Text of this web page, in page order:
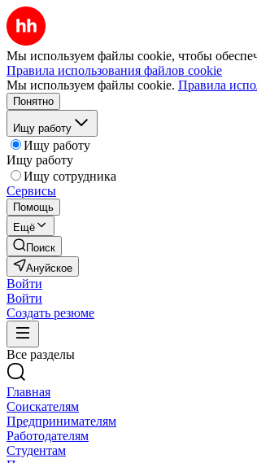
Мы используем файлы cookie, чтобы
Правила использования файлов cookie
Мы используем файлы cookie. Правила
Понятно
Ищу работу
Ищу работу
Ищу работу
Ищу сотрудника
Сервисы
Помощь
Ещё
Поиск
Ануйское
Войти
Войти
Создать резюме
Все разделы
Главная
Соискателям
Предпринимателям
Работодателям
Студентам